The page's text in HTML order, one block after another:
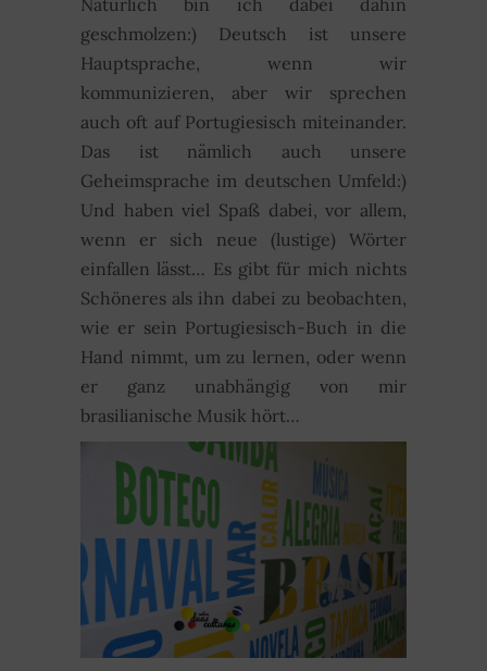
Natürlich bin ich dabei dahin
geschmolzen:) Deutsch ist unsere
Hauptsprache, wenn wir
kommunizieren, aber wir sprechen
auch oft auf Portugiesisch miteinander.
Das ist nämlich auch unsere
Geheimsprache im deutschen Umfeld:)
Und haben viel Spaß dabei, vor allem,
wenn er sich neue (lustige) Wörter
einfallen lässt… Es gibt für mich nichts
Schöneres als ihn dabei zu beobachten,
wie er sein Portugiesisch-Buch in die
Hand nimmt, um zu lernen, oder wenn
er ganz unabhängig von mir
brasilianische Musik hört…